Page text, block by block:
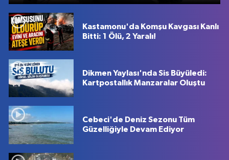
Kastamonu'da Komşu Kavgası Kanlı
Bitti: 1 Ölü, 2 Yaralı!
Dikmen Yaylası'nda Sis Büyüledi:
Kartpostallık Manzaralar Oluştu
Cebeci'de Deniz Sezonu Tüm
Güzelliğiyle Devam Ediyor